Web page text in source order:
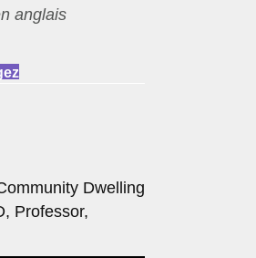
anglais
Dwelling
Professor,